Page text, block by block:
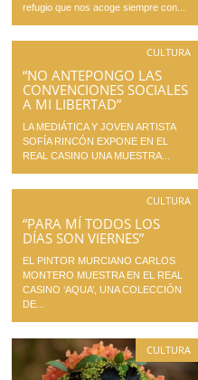
refugio que nos acoge siempre con...
CULTURA
“NO ANTEPONGO LAS
CONVENCIONES SOCIALES
A MI LIBERTAD”
LA MEDIÁTICA Y JOVEN ARTISTA
SOFÍA RINCÓN EXPONE EN EL
REAL CASINO UNA MUESTRA...
CULTURA
“PARA MÍ TODOS LOS
DÍAS SON VIERNES”
EL PINTOR MURCIANO CARLOS
MONTERO MUESTRA EN EL REAL
CASINO ‘AQUA’, UNA COLECCIÓN
DE...
CULTURA